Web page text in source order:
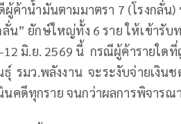
ค้าน้ำมันตามมาตรา 7 (โรงกลั่น)
ลั่น” ยักษ์ใหญ่ทั้ง 6 ราย ให้เข้ารั
มิ.ย. 2569 นี้ กรณีผู้ค้ารายใด
รมว.พลังงาน จะระงับจ่ายเงิน
นคดีทุกราย จนกว่าผลการพิจารณ